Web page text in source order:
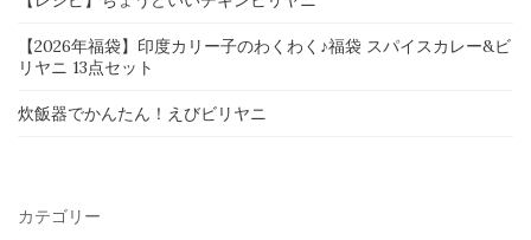
【2026年福袋】印度カリー子のわくわく♪福袋 スパイスカレー&ビ
リヤニ 13点セット
炊飯器でかんたん！えびビリヤニ
カテゴリー